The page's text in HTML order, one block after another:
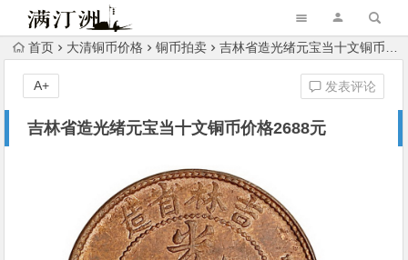
首页 大清铜币价格 铜币拍卖 吉林省造光绪元宝当十文铜币价格2688元
吉林省造光绪元宝当十文铜币价格2688元
发表评论
A+